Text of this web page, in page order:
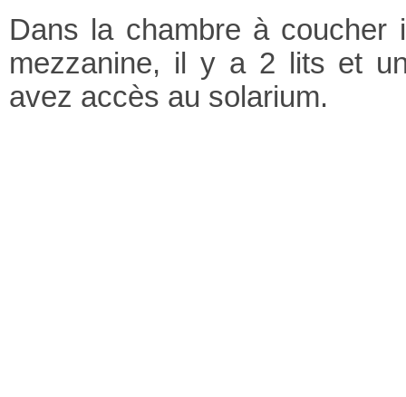
Dans la chambre à
mezzanine, il y a 2 lits et
avez accès au solarium.